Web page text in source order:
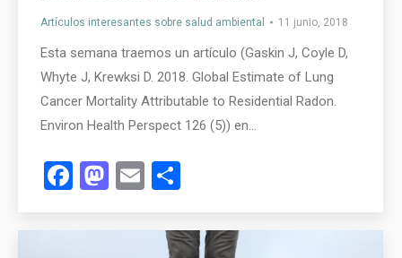
Artículos interesantes sobre salud ambiental 11 junio, 2018
Esta semana traemos un artículo (Gaskin J, Coyle D,
Whyte J, Krewksi D. 2018. Global Estimate of Lung
Cancer Mortality Attributable to Residential Radon.
Environ Health Perspect 126 (5)) en…
Facebook
Mastodon
Email